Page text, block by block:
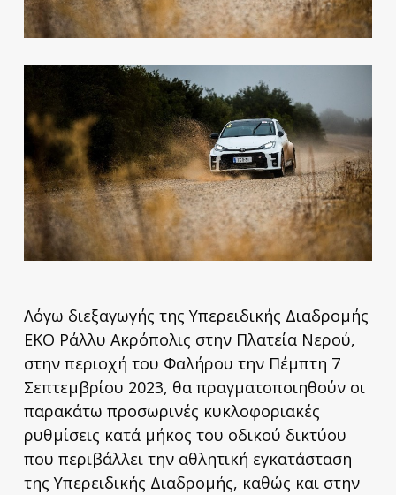
Λόγω διεξαγωγής της Υπερειδικής Διαδρομής
ΕΚΟ Ράλλυ Ακρόπολις στην Πλατεία Νερού,
στην περιοχή του Φαλήρου την Πέμπτη 7
Σεπτεμβρίου 2023, θα πραγματοποιηθούν οι
παρακάτω προσωρινές κυκλοφοριακές
ρυθμίσεις κατά μήκος του οδικού δικτύου
που περιβάλλει την αθλητική εγκατάσταση
της Υπερειδικής Διαδρομής, καθώς και στην